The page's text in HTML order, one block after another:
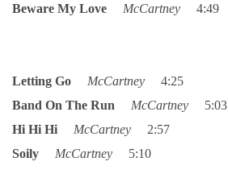
DISKOGRAFIE - BOOTLEGY V
DISKOGRAFIE - BOOTLEGY VI
Beware My Love McCartney 4:49
Letting Go McCartney 4:25
Band On The Run McCartney 5:03
Hi Hi Hi McCartney 2:57
Soily McCartney 5:10